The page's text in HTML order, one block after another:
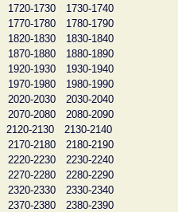
1720-1730
1730-1740
1770-1780
1780-1790
1820-1830
1830-1840
1870-1880
1880-1890
1920-1930
1930-1940
1970-1980
1980-1990
2020-2030
2030-2040
2070-2080
2080-2090
2120-2130
2130-2140
2170-2180
2180-2190
2220-2230
2230-2240
2270-2280
2280-2290
2320-2330
2330-2340
2370-2380
2380-2390